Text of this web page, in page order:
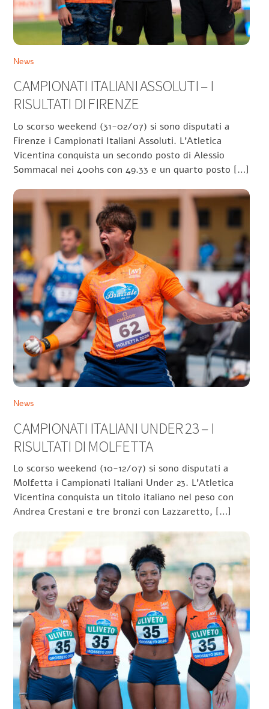
News
CAMPIONATI ITALIANI ASSOLUTI – I
RISULTATI DI FIRENZE
Lo scorso weekend (31-02/07) si sono disputati a
Firenze i Campionati Italiani Assoluti. L’Atletica
Vicentina conquista un secondo posto di Alessio
Sommacal nei 400hs con 49.33 e un quarto posto […]
News
CAMPIONATI ITALIANI UNDER 23 – I
RISULTATI DI MOLFETTA
Lo scorso weekend (10-12/07) si sono disputati a
Molfetta i Campionati Italiani Under 23. L’Atletica
Vicentina conquista un titolo italiano nel peso con
Andrea Crestani e tre bronzi con Lazzaretto, […]